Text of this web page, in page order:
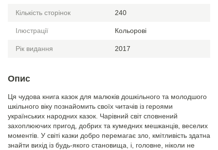
Кількість сторінок 240
Ілюстрації Кольорові
Рік видання 2017
Опис
Ця чудова книга казок для малюків дошкільного та молодшого
шкільного віку познайомить своїх читачів із героями
українських народних казок. Чарівний світ сповнений
захоплюючих пригод, добрих та кумедних мешканців, веселих
моментів. У світі казки добро перемагає зло, кмітливість здатна
знайти вихід із будь-якого становища, і, головне, ніколи не